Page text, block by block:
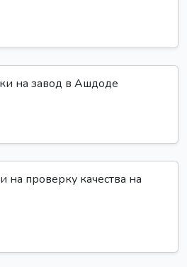
на завод в Ашдоде
на проверку качества на